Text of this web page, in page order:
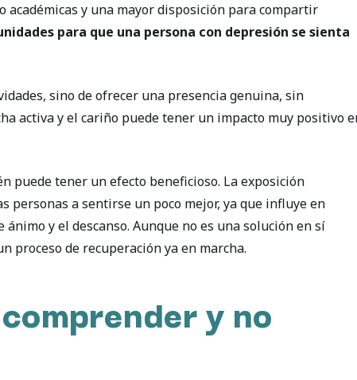
y una mayor disposición para compartir
para que una persona con depresión se sienta
sino de ofrecer una presencia genuina, sin
activa y el cariño puede tener un impacto muy positivo
puede tener un efecto beneficioso. La exposición
personas a sentirse un poco mejor, ya que influye en
y el descanso. Aunque no es una solución en sí
proceso de recuperación ya en marcha.
y no